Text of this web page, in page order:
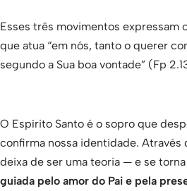
Esses três movimentos expressam
que atua “em nós, tanto o querer
segundo a Sua boa vontade” (Fp
O Espírito Santo é o sopro que
confirma nossa identidade. Através
deixa de ser uma teoria — e se
guiada pelo amor do Pai e pela